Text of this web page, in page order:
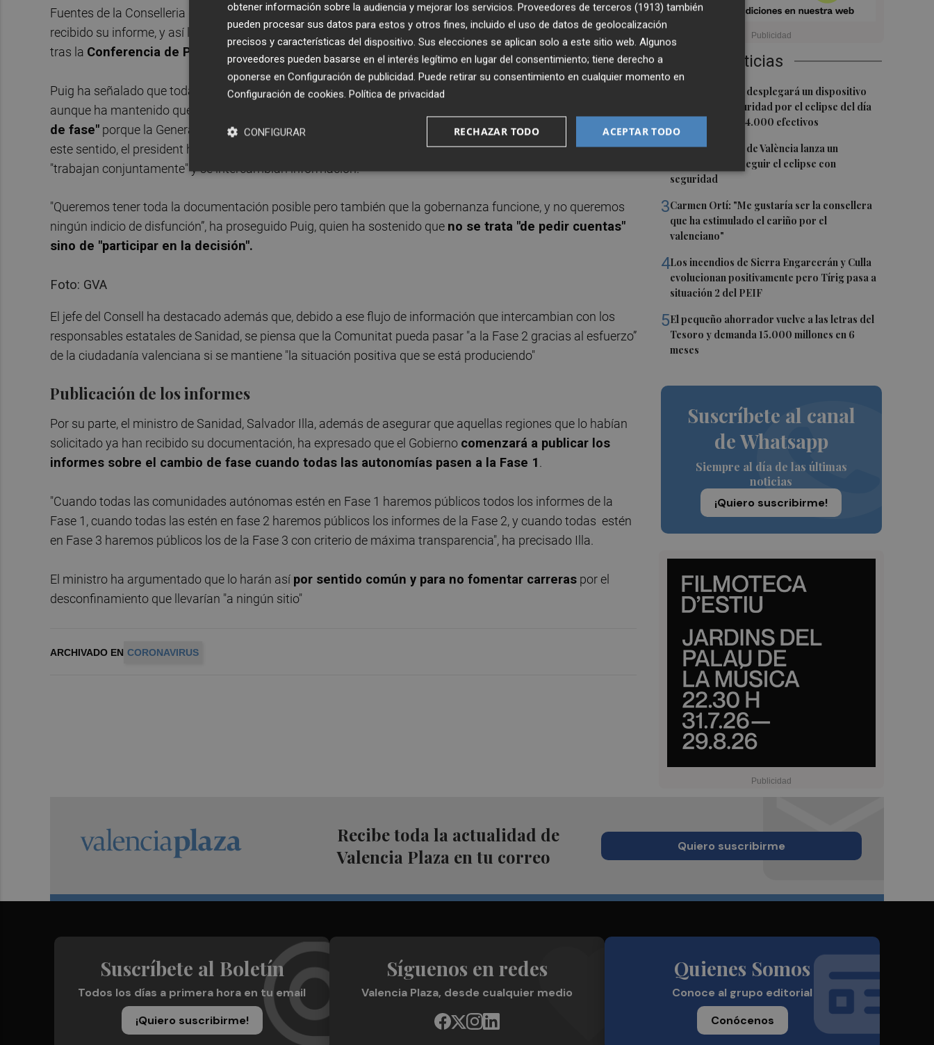
Últimas Noticias
La Guardia Civil desplegará un dispositivo
especial de seguridad por el eclipse del día
12, con más de 24.000 efectivos
2El Ayuntamiento de València lanza un
decálogo para seguir el eclipse con
seguridad
3Carmen Ortí: "Me gustaría ser la consellera
que ha estimulado el cariño por el
valenciano"
4Los incendios de Sierra Engarcerán y Culla
evolucionan positivamente pero Tírig pasa a
situación 2 del PEIF
5El pequeño ahorrador vuelve a las letras del
Tesoro y demanda 15.000 millones en 6
meses
Suscríbete al canal
de Whatsapp
Siempre al día de las últimas
noticias
¡Quiero suscribirme!
Fuentes de la Conselleria de Sanidad han confirmado a Valencia Plaza que el Gobierno valenciano no ha
recibido su informe, y así lo ha dejado entrever también el jefe del Consell,Ximo Puig, en la rueda de prensa
tras la Conferencia de Presidentes
Puig ha señalado que toda la información relativa a estos documentos será pública "en su momento",
aunque ha mantenido que ahora
de fase" porque la Generalitat y el Gobierno estatal se encuentran en un estado "de cogobernanza". En
este sentido, el president ha indicado que los epidemiólogos de la Comunitat y los del Ministerio de Sanidad
"trabajan conjuntamente" y se intercambian información.
"Queremos tener toda la documentación posible pero también que la gobernanza funcione, y no queremos
ningún indicio de disfunción”, ha proseguido Puig, quien ha sostenido que no se trata "de pedir cuentas"
sino de "participar en la decisión".
Foto: GVA
El jefe del Consell ha destacado además que, debido a ese flujo de información que intercambian con los
responsables estatales de Sanidad, se piensa que la Comunitat pueda pasar "a la Fase 2 gracias al esfuerzo”
de la ciudadanía valenciana si se mantiene "la situación positiva que se está produciendo"
Publicación de los informes
Por su parte, el ministro de Sanidad, Salvador Illa, además de asegurar que aquellas regiones que lo habían
solicitado ya han recibido su documentación, ha expresado que el Gobierno comenzará a publicar los
informes sobre el cambio de fase cuando todas las autonomías pasen a la Fase 1.
"Cuando todas las comunidades autónomas estén en Fase 1 haremos públicos todos los informes de la
Fase 1, cuando todas las estén en fase 2 haremos públicos los informes de la Fase 2, y cuando todas estén
en Fase 3 haremos públicos los de la Fase 3 con criterio de máxima transparencia", ha precisado Illa.
El ministro ha argumentado que lo harán así por sentido común y para no fomentar carreras por el
desconfinamiento que llevarían "a ningún sitio"
ARCHIVADO EN CORONAVIRUS
Recibe toda la actualidad de
Valencia Plaza en tu correo
Quiero suscribirme
Suscríbete al Boletín
Todos los días a primera hora en tu email
¡Quiero suscribirme!
Síguenos en redes
Valencia Plaza, desde cualquier medio
Quienes Somos
Conoce al grupo editorial
Conócenos
obtener información sobre la audiencia y mejorar los servicios. Proveedores de terceros (1913) también
pueden procesar sus datos para estos y otros fines, incluido el uso de datos de geolocalización
precisos y características del dispositivo. Sus elecciones se aplican solo a este sitio web. Algunos
proveedores pueden basarse en el interés legítimo en lugar del consentimiento; tiene derecho a
oponerse en Configuración de publicidad. Puede retirar su consentimiento en cualquier momento en
Configuración de cookies. Política de privacidad
ACEPTAR TODO
RECHAZAR TODO
CONFIGURAR